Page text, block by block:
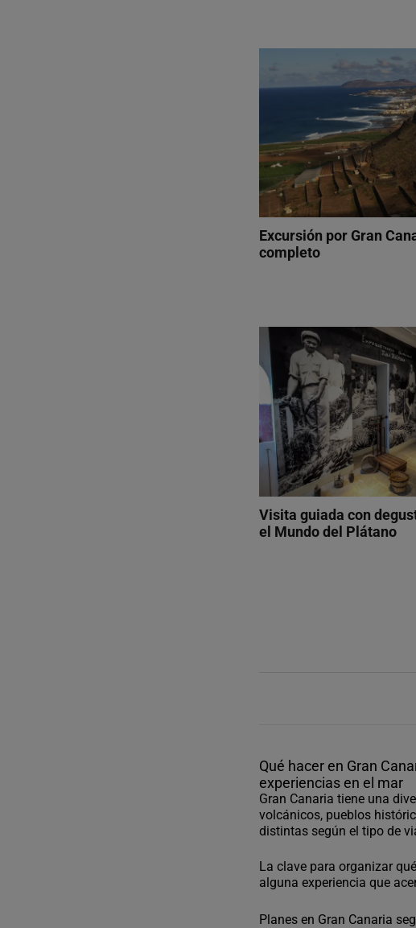
Excursión por Gran
completo
Visita guiada con
el Mundo del Plátano
Qué hacer en Gran
experiencias en el mar
Gran Canaria tiene una
volcánicos, pueblos
distintas según el tipo de
La clave para organizar
alguna experiencia que
Planes en Gran Canaria